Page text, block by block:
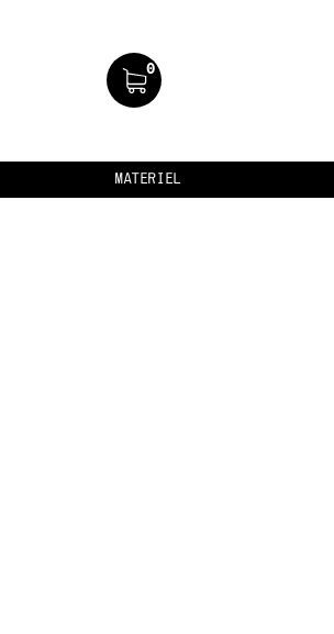
0
MATERIEL